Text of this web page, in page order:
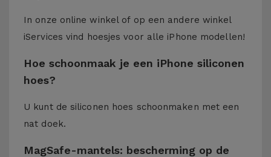
In onze online winkel of op een andere winkel
iServices vind hoesjes voor alle iPhone modellen!
Hoe schoonmaak je een iPhone siliconen
hoes?
U kunt de siliconen hoes schoonmaken met een
nat doek.
MagSafe-mantels: bescherming op de